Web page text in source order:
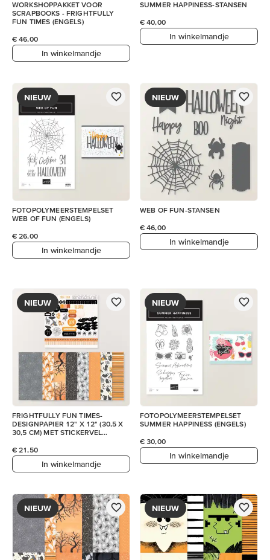
WORKSHOPPAKKET VOOR
SCRAPBOOKS - FRIGHTFULLY
FUN TIMES (ENGELS)
€ 46,00
In winkelmandje
SUMMER HAPPINESS-STANSEN
€ 40,00
In winkelmandje
NIEUW
FOTOPOLYMEERSTEMPELSET
WEB OF FUN (ENGELS)
€ 26,00
In winkelmandje
NIEUW
WEB OF FUN-STANSEN
€ 46,00
In winkelmandje
NIEUW
FRIGHTFULLY FUN TIMES-
DESIGNPAPIER 12" X 12" (30,5 X
30,5 CM) MET STICKERVEL
€ 21,50
In winkelmandje
NIEUW
FOTOPOLYMEERSTEMPELSET
SUMMER HAPPINESS (ENGELS)
€ 30,00
In winkelmandje
NIEUW NIEUW